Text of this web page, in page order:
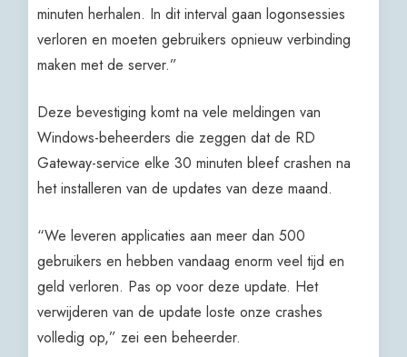
minuten herhalen. In dit interval gaan logonsessies
verloren en moeten gebruikers opnieuw verbinding
maken met de server.”
Deze bevestiging komt na vele meldingen van
Windows-beheerders die zeggen dat de RD
Gateway-service elke 30 minuten bleef crashen na
het installeren van de updates van deze maand.
“We leveren applicaties aan meer dan 500
gebruikers en hebben vandaag enorm veel tijd en
geld verloren. Pas op voor deze update. Het
verwijderen van de update loste onze crashes
volledig op,” zei een beheerder.